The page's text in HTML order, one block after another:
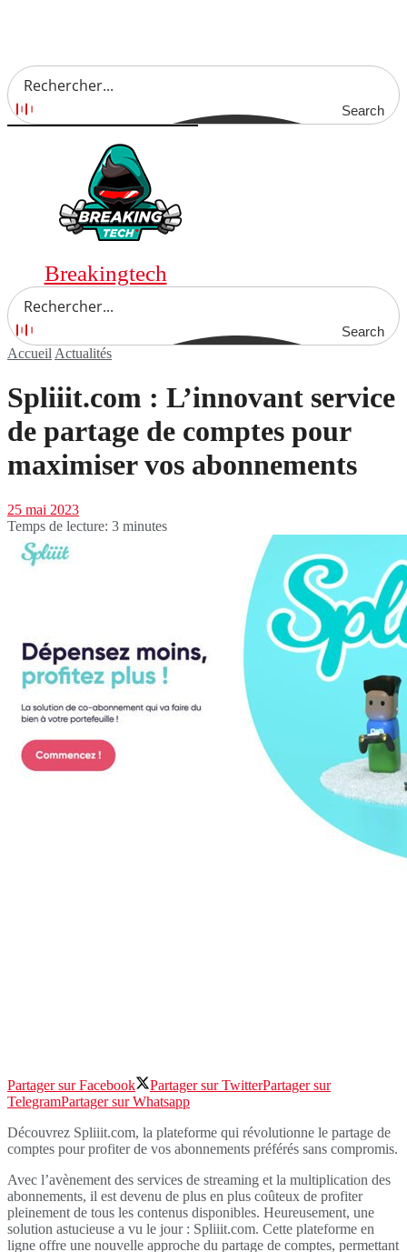
Search
Breakingtech
Search
Accueil Actualités
Spliiit.com : L’innovant service
de partage de comptes pour
maximiser vos abonnements
25 mai 2023
Temps de lecture: 3 minutes
Partager sur Facebook Partager sur TwitterPartager sur
TelegramPartager sur Whatsapp
Découvrez Spliiit.com, la plateforme qui révolutionne le partage de
comptes pour profiter de vos abonnements préférés sans compromis.
Avec l’avènement des services de streaming et la multiplication des
abonnements, il est devenu de plus en plus coûteux de profiter
pleinement de tous les contenus disponibles. Heureusement, une
solution astucieuse a vu le jour : Spliiit.com. Cette plateforme en
ligne offre une nouvelle approche du partage de comptes, permettant